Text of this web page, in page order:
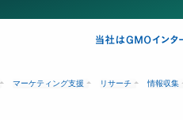
マーケティング支援 リサーチ 情報収集